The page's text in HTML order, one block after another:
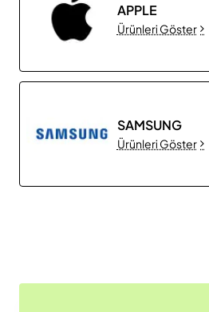
APPLE
Ürünleri Göster
SAMSUNG
Ürünleri Göster